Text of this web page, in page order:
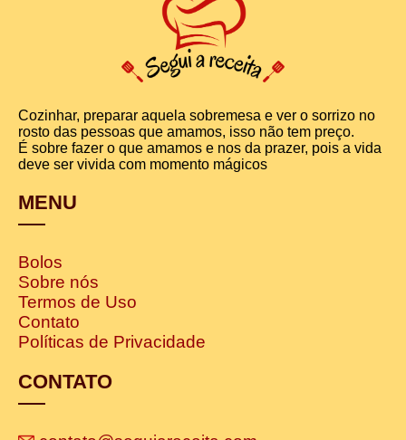
Cozinhar, preparar aquela sobremesa e ver o sorrizo no
rosto das pessoas que amamos, isso não tem preço.
É sobre fazer o que amamos e nos da prazer, pois a vida
deve ser vivida com momento mágicos
MENU
Bolos
Sobre nós
Termos de Uso
Contato
Políticas de Privacidade
CONTATO